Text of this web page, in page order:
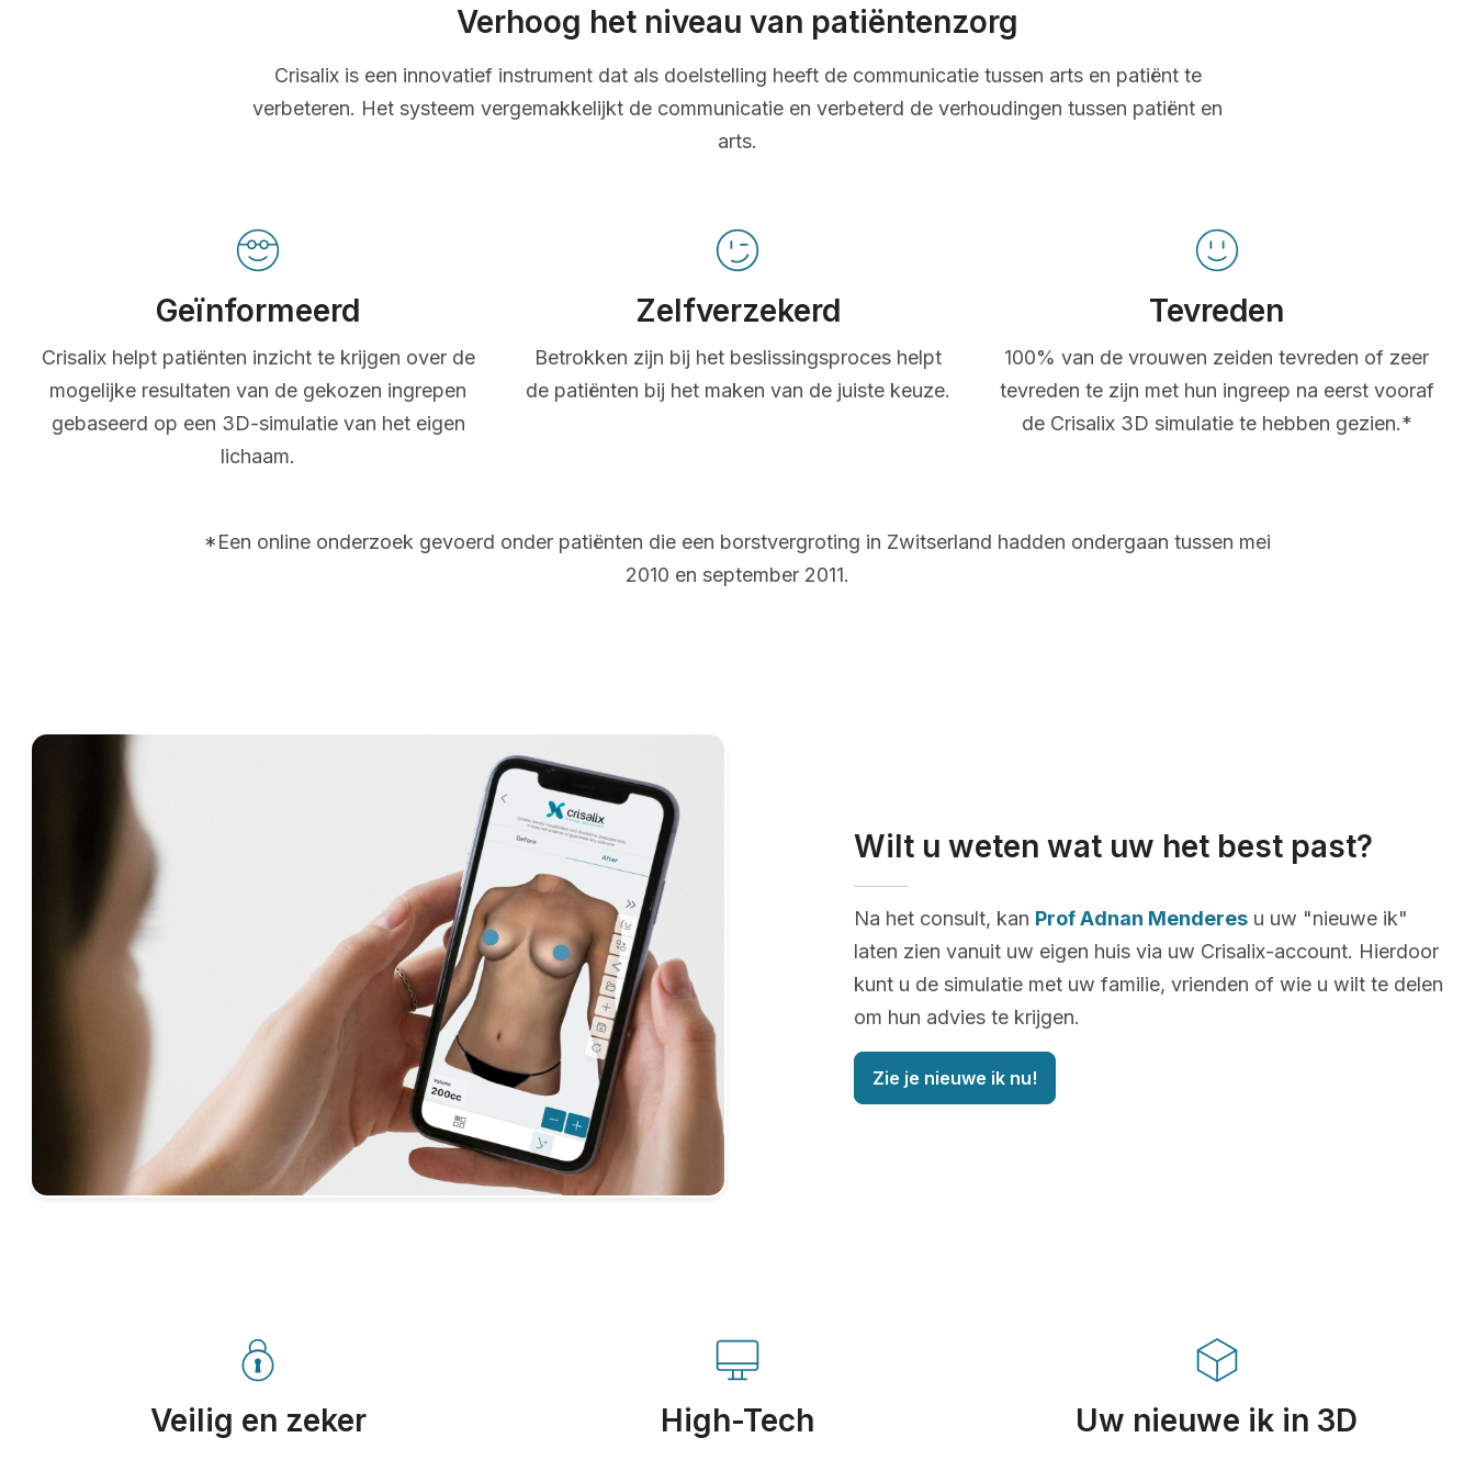
Verhoog het niveau van patiëntenzorg
Crisalix is een innovatief instrument dat als doelstelling heeft de communicatie tussen arts en patiënt te
verbeteren. Het systeem vergemakkelijkt de communicatie en verbeterd de verhoudingen tussen patiënt en
arts.
Geïnformeerd
Crisalix helpt patiënten inzicht te krijgen over de
mogelijke resultaten van de gekozen ingrepen
gebaseerd op een 3D-simulatie van het eigen
lichaam.
Zelfverzekerd
Betrokken zijn bij het beslissingsproces helpt
de patiënten bij het maken van de juiste keuze.
Tevreden
100% van de vrouwen zeiden tevreden of zeer
tevreden te zijn met hun ingreep na eerst vooraf
de Crisalix 3D simulatie te hebben gezien.*
*Een online onderzoek gevoerd onder patiënten die een borstvergroting in Zwitserland hadden ondergaan tussen mei
2010 en september 2011.
Wilt u weten wat uw het best past?
Na het consult, kan Prof Adnan Menderes u uw "nieuwe ik"
laten zien vanuit uw eigen huis via uw Crisalix-account. Hierdoor
kunt u de simulatie met uw familie, vrienden of wie u wilt te delen
om hun advies te krijgen.
Zie je nieuwe ik nu!
Veilig en zeker High-Tech Uw nieuwe ik in 3D